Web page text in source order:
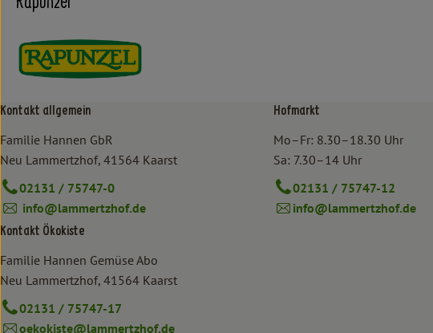
Kontakt allgemein
Familie Hannen GbR
Neu Lammertzhof, 41564 Kaarst
02131 / 75747-0
info@lammertzhof.de
Kontakt Ökokiste
Familie Hannen Gemüse Abo
Neu Lammertzhof, 41564 Kaarst
02131 / 75747-17
oekokiste@lammertzhof.de
Hofmarkt
Mo–Fr: 8.30–18.30 Uhr
Sa: 7.30–14 Uhr
02131 / 75747-12
info@lammertzhof.de